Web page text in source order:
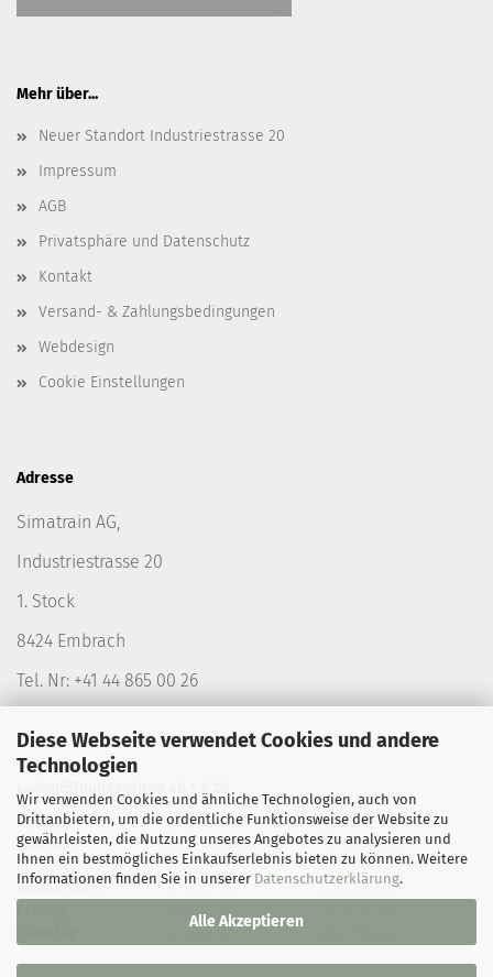
Diese Webseite verwendet Cookies und andere
Technologien
Wir verwenden Cookies und ähnliche Technologien, auch von
Drittanbietern, um die ordentliche Funktionsweise der Website zu
gewährleisten, die Nutzung unseres Angebotes zu analysieren und
Ihnen ein bestmögliches Einkaufserlebnis bieten zu können. Weitere
Informationen finden Sie in unserer Datenschutzerklärung.
Alle Akzeptieren
Mehr über...
Neuer Standort Industriestrasse 20
Impressum
AGB
Privatsphäre und Datenschutz
Kontakt
Versand- & Zahlungsbedingungen
Webdesign
Cookie Einstellungen
Adresse
Simatrain AG,
Industriestrasse 20
1. Stock
8424 Embrach
Tel. Nr: +41 44 865 00 26
Ladenöffnungszeiten ab 1.6.26
Montag
geschlossen
geschlossen
Dienstag
geschlossen
14-18.00 Uhr
Mittwoch
9-12.00 Uhr
geschlossen
Donnerstag
9-12.00 Uhr
geschlossen
9-12.00 Uhr